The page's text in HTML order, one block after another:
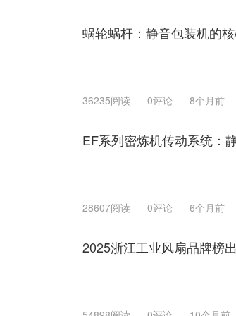
蜗轮蜗杆：静音包装机的
36235阅读 0评论 8个月前
EF系列密炼机传动系统：
28607阅读 0评论 6个月前
2025浙江工业风扇品牌榜